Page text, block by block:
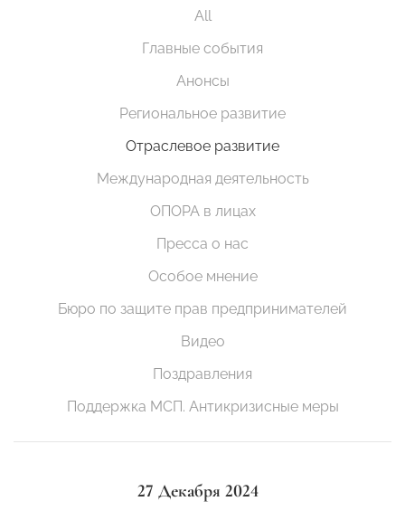
All
Главные события
Анонсы
Региональное развитие
Отраслевое развитие
Международная деятельность
ОПОРА в лицах
Пресса о нас
Особое мнение
Бюро по защите прав предпринимателей
Видео
Поздравления
Поддержка МСП. Антикризисные меры
27 Декабря 2024